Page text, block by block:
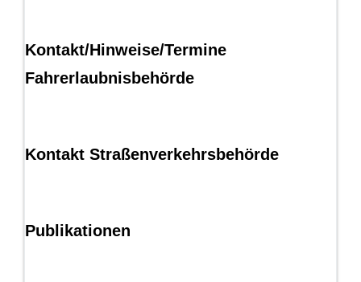
Kontakt/Hinweise/Termine
Fahrerlaubnisbehörde
Kontakt Straßenverkehrsbehörde
Publikationen